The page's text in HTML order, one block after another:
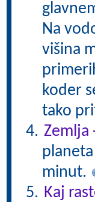
Na
višina
koder
tako
Zemlja
minut.
Kaj